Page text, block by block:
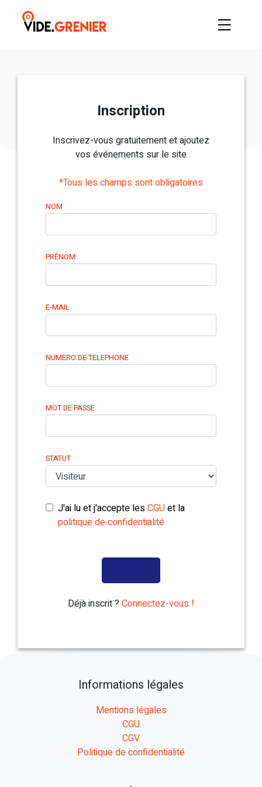
Inscription
Inscrivez-vous gratuitement et ajoutez
vos événements sur le site
*Tous les champs sont obligatoires
NOM
PRÉNOM
E-MAIL
NUMERO DE TELEPHONE
MOT DE PASSE
STATUT
J'ai lu et j'accepte lesCGUet la
politique de confidentialité
Déjà inscrit ? Connectez-vous !
Informations légales
Mentions légales
CGU
CGV
Politique de confidentialité